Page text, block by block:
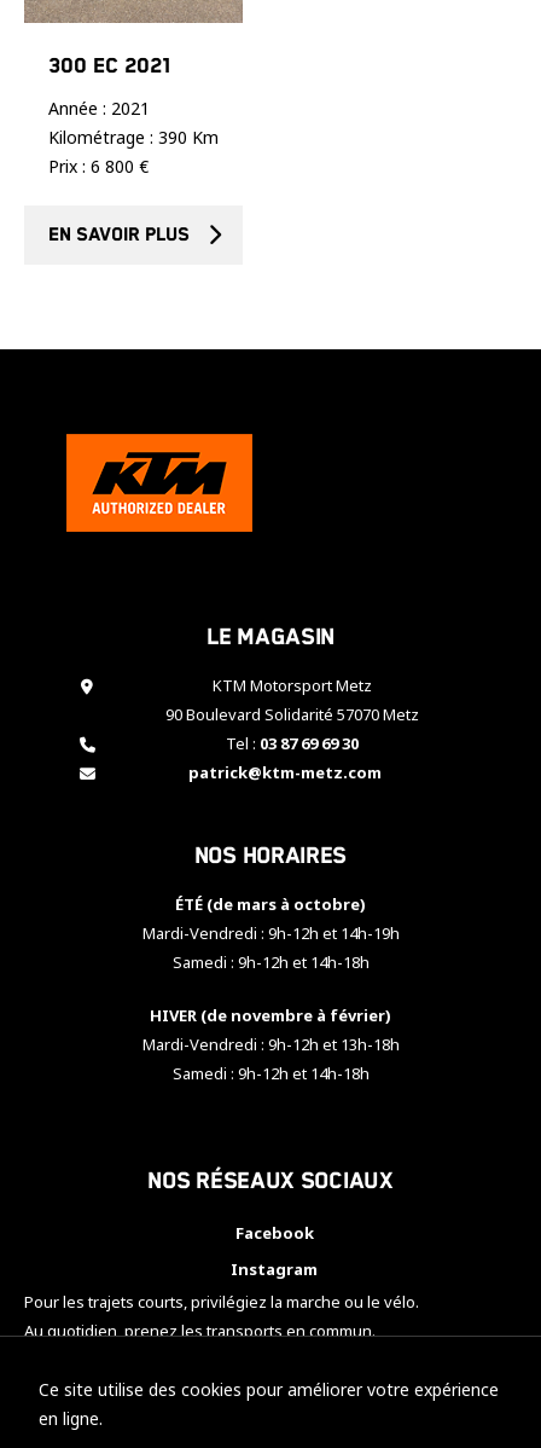
300 EC 2021
Année : 2021
Kilométrage : 390 Km
Prix : 6 800 €
En savoir plus
Le magasin
KTM Motorsport Metz
90 Boulevard Solidarité 57070 Metz
Tel : 03 87 69 69 30
patrick@ktm-metz.com
Nos horaires
ÉTÉ (de mars à octobre)
Mardi-Vendredi : 9h-12h et 14h-19h
Samedi : 9h-12h et 14h-18h
HIVER (de novembre à février)
Mardi-Vendredi : 9h-12h et 13h-18h
Samedi : 9h-12h et 14h-18h
Nos réseaux sociaux
Facebook
Instagram
Pour les trajets courts, privilégiez la marche ou le vélo.
Au quotidien, prenez les transports en commun.
#SeDéplacerMoinsPolluer
Ce site utilise des cookies pour améliorer votre expérience
en ligne.